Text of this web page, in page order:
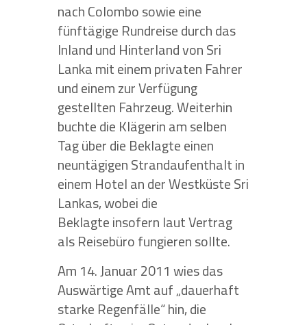
nach Colombo sowie eine
fünftägige Rundreise durch das
Inland und Hinterland von Sri
Lanka mit einem privaten Fahrer
und einem zur Verfügung
gestellten Fahrzeug. Weiterhin
buchte die Klägerin am selben
Tag über die Beklagte einen
neuntägigen Strandaufenthalt in
einem Hotel an der Westküste Sri
Lankas, wobei die
Beklagte insofern laut Vertrag
als Reisebüro fungieren sollte.
Am 14. Januar 2011 wies das
Auswärtige Amt auf „dauerhaft
starke Regenfälle“ hin, die